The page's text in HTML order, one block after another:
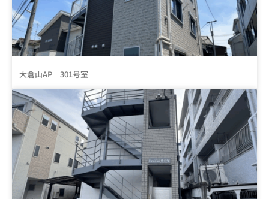
大倉山AP 301号室